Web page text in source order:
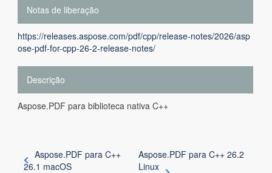
Notas de liberação
https://releases.aspose.com/pdf/cpp/release-notes/2026/asp
ose-pdf-for-cpp-26-2-release-notes/
Descrição
Aspose.PDF para biblioteca nativa C++
Aspose.PDF para C++
26.1 macOS
Aspose.PDF para C++ 26.2
Linux